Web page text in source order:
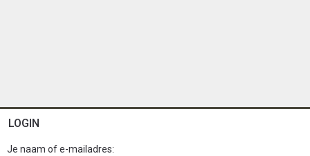
LOGIN
Je naam of e-mailadres